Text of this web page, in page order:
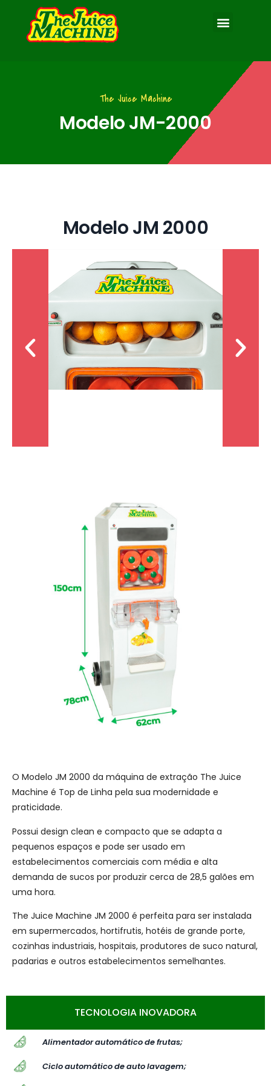
The Juice Machine
Modelo JM-2000
Modelo JM 2000
O Modelo JM 2000 da máquina de extração The Juice
Machine é Top de Linha pela sua modernidade e
praticidade.
Possui design clean e compacto que se adapta a
pequenos espaços e pode ser usado em
estabelecimentos comerciais com média e alta
demanda de sucos por produzir cerca de 28,5 galões em
uma hora.
The Juice Machine JM 2000 é perfeita para ser instalada
em supermercados, hortifrutis, hotéis de grande porte,
cozinhas industriais, hospitais, produtores de suco natural,
padarias e outros estabelecimentos semelhantes.
TECNOLOGIA INOVADORA
Alimentador automático de frutas;
Ciclo automático de auto lavagem;